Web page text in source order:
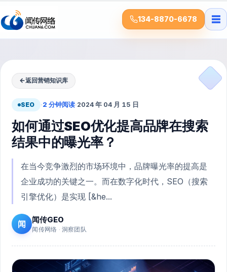
134-8870-6678 ☰
←返回营销知识库
SEO ·2 分钟阅读·2024 年 04 月 15 日
如何通过SEO优化提高品牌在搜索
结果中的曝光率？
在当今竞争激烈的市场环境中，品牌曝光率的提高是
企业成功的关键之一。而在数字化时代，SEO（搜索
引擎优化）是实现 [&he...
闻 闻传GEO
闻传网络 · 洞察团队